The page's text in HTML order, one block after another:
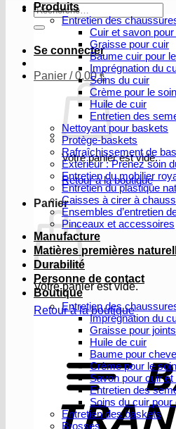
Recherche
pour :
Se connecter
Panier /0,00€
Votre panier est vide.
Retour à la boutique
Panier
Votre panier est vide.
Retour à la boutique
Produits
Entretien des
Cuir et savon
Graisse pour cuir
Baume cuir pour
Imprégnation du
Soins du cuir
Crème pour le
Huile de cuir
Entretien des
Nettoyant pour baskets
Protège-baskets
Rafraîchissement de
Extérieur : Prenez soin
Entretien du mobilier
Entretien du plastique
Caisses à cirer à
Ensembles d’entretien
Pinceaux et accessoires
Manufacture
Matières premières
Durabilité
Personne de contact
Boutique
Entretien des
Imprégnation du
Graisse pour joints
Huile de cuir
Baume pour
Crème pour le
Savon pour cuir et
Entretien des
Soins du cuir pour
Entretien des baskets
Brosses